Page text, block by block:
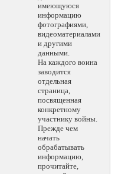
имеющуюся
информацию
фотографиями,
видеоматериалами
и другими
данными.
На каждого воина
заводится
отдельная
страница,
посвященная
конкретному
участнику войны.
Прежде чем
начать
обрабатывать
информацию,
прочитайте,